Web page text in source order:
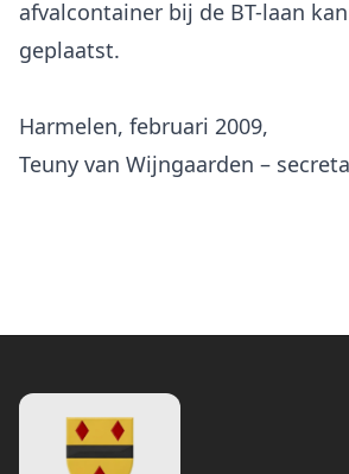
afvalcontainer bij de BT-laan
geplaatst.
Harmelen, februari 2009,
Teuny van Wijngaarden –